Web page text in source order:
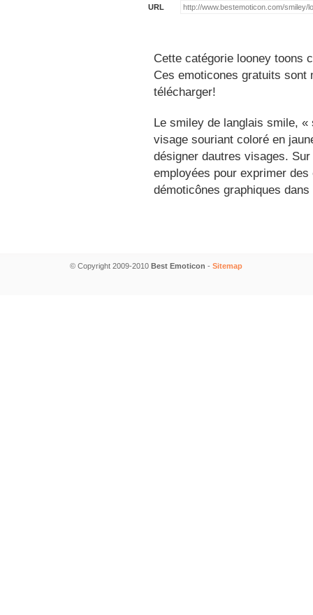
URL
Cette catégorie looney toons
Ces emoticones gratuits
télécharger!
Le smiley de langlais smile,
visage souriant coloré en
désigner dautres visages.
employées pour exprimer
démoticônes graphiques
© Copyright 2009-2010 Best Emoticon - Sitemap